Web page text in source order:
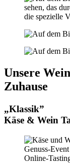
Unsere
Zuhause
„Klassik”
Käse & Wein
Genuss-
Online-